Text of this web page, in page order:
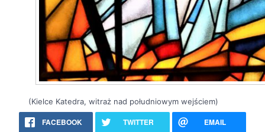
(Kielce Katedra, witraż nad południowym wejściem)
FACEBOOK TWITTER EMAIL